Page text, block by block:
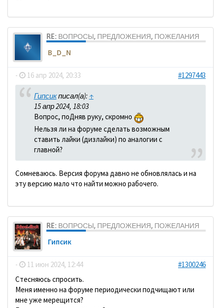
RE: ВОПРОСЫ, ПРЕДЛОЖЕНИЯ, ПОЖЕЛАНИЯ
B_D_N
- 16 апр 2024, 20:33 #1297443
Гипсикписал(а): ↑
15 апр 2024, 18:03
Вопрос, поДняв руку, скромно
Нельзя ли на форуме сделать возможным
ставить лайки (дизлайки) по аналогии с
главной?
Сомневаюсь. Версия форума давно не обновлялась и на
эту версию мало что найти можно рабочего.
RE: ВОПРОСЫ, ПРЕДЛОЖЕНИЯ, ПОЖЕЛАНИЯ
Гипсик
- 11 июн 2024, 12:44
#1300246
Стесняюсь спросить.
Меня именно на форуме периодически подчищают или
мне уже мерещится?